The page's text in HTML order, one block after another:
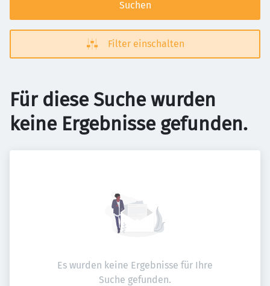
Suchen
Filter einschalten
Für diese Suche wurden
keine Ergebnisse gefunden.
Es wurden keine Ergebnisse für Ihre
Suche gefunden.